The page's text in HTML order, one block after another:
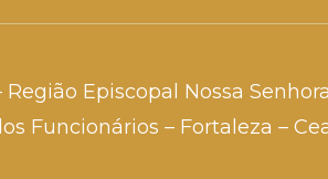
Episcopal Nossa
Funcionários – Fortaleza –